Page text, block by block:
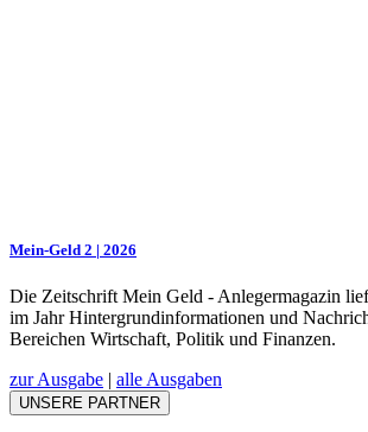
Mein-Geld 2 | 2026
Die Zeitschrift Mein Geld - Anlegermagazin
im Jahr Hintergrundinformationen und
Bereichen Wirtschaft, Politik und Finanzen.
zur Ausgabe | alle Ausgaben
UNSERE PARTNER